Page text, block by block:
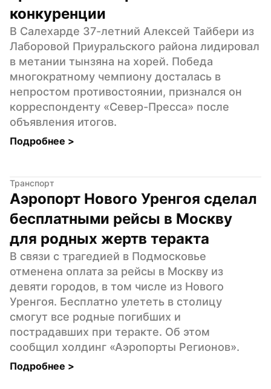
конкуренции
В Салехарде 37-летний Алексей Тайбери из
Лаборовой Приуральского района лидировал
в метании тынзяна на хорей. Победа
многократному чемпиону досталась в
непростом противостоянии, признался он
корреспонденту «Север-Пресса» после
объявления итогов.
Подробнее >
Транспорт
Аэропорт Нового Уренгоя сделал
бесплатными рейсы в Москву
для родных жертв теракта
В связи с трагедией в Подмосковье
отменена оплата за рейсы в Москву из
девяти городов, в том числе из Нового
Уренгоя. Бесплатно улететь в столицу
смогут все родные погибших и
пострадавших при теракте. Об этом
сообщил холдинг «Аэропорты Регионов».
Подробнее >